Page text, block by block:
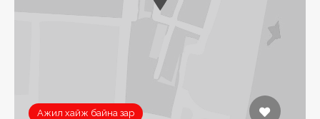
Ажил хайж байна зар